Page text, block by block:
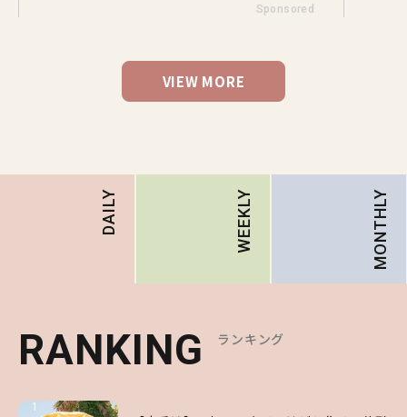
Sponsored
VIEW MORE
DAILY WEEKLY MONTHLY
RANKING ランキング
1
RANKING ランキング
1
RANKING ランキング
1